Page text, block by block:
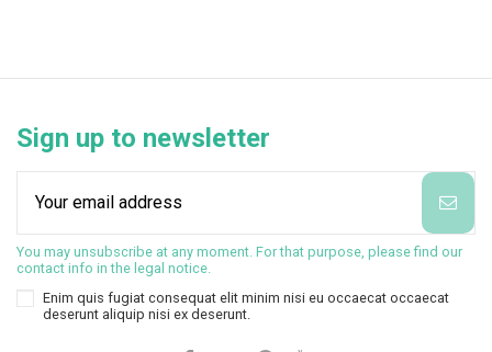
Sign up to newsletter
You may unsubscribe at any moment. For that purpose, please find our
contact info in the legal notice.
Enim quis fugiat consequat elit minim nisi eu occaecat occaecat
deserunt aliquip nisi ex deserunt.